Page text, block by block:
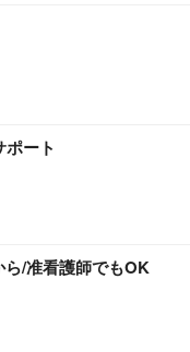
ート
ら/准看護師でもOK